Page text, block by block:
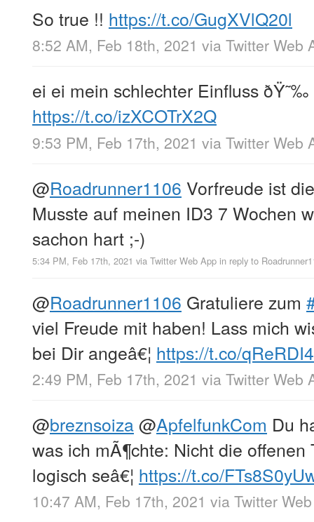
So true !! https://t.co/GugXVlQ20l
8:52 AM, Feb 18th, 2021 via Twitter Web
ei ei mein schlechter Einfluss
https://t.co/izXCOTrX2Q
9:53 PM, Feb 17th, 2021 via Twitter Web
@Roadrunner1106 Vorfreude ist
Musste auf meinen ID3 7 Wochen
sachon hart ;-)
5:34 PM, Feb 17th, 2021 via Twitter Web App in reply to
@Roadrunner1106 Gratuliere zum
viel Freude mit haben! Lass mich
bei Dir angeâ€¦ https://t.co/
2:49 PM, Feb 17th, 2021 via Twitter Web
@breznsoiza@ApfelfunkCom Du
was ich mÃ¶chte: Nicht die offenen
logisch seâ€¦ https://t.co/
10:47 AM, Feb 17th, 2021 via Twitter